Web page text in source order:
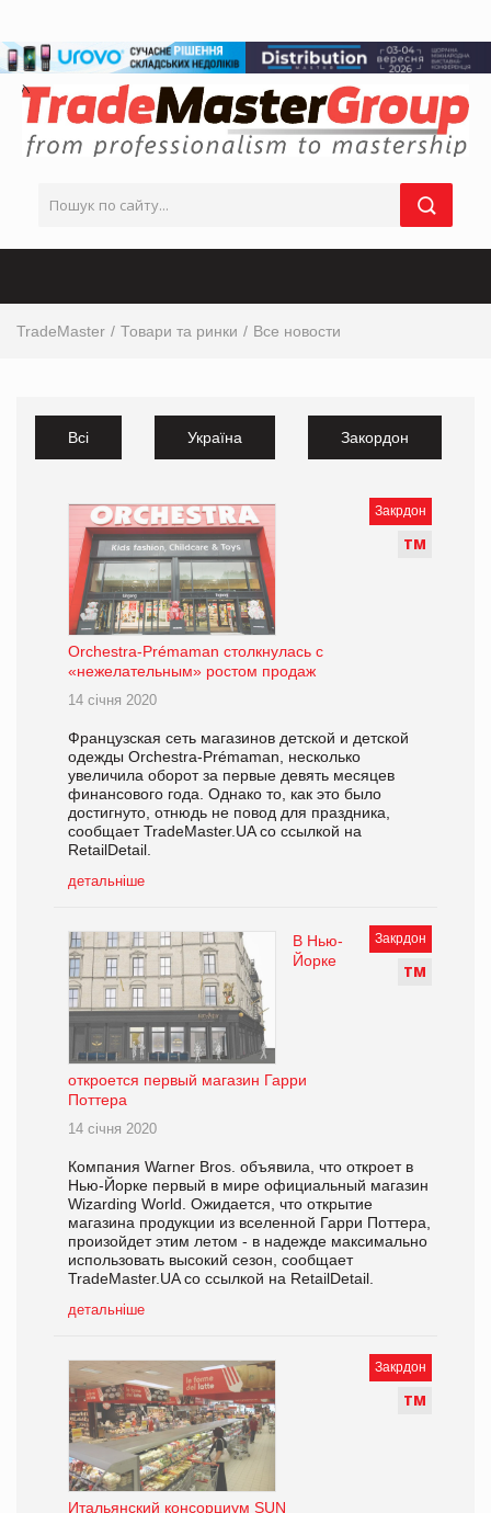
TradeMaster Товари та ринки Все новости
Всі Україна Закордон
Закрдон
ТМ
Orchestra-Prémaman столкнулась с
«нежелательным» ростом продаж
14 січня 2020
Французская сеть магазинов детской и детской
одежды Orchestra-Prémaman, несколько
увеличила оборот за первые девять месяцев
финансового года. Однако то, как это было
достигнуто, отнюдь не повод для праздника,
сообщает TradeMaster.UA со ссылкой на
RetailDetail.
детальніше
Закрдон
ТМ
В Нью-
Йорке
откроется первый магазин Гарри
Поттера
14 січня 2020
Компания Warner Bros. объявила, что откроет в
Нью-Йорке первый в мире официальный магазин
Wizarding World. Ожидается, что открытие
магазина продукции из вселенной Гарри Поттера,
произойдет этим летом - в надежде максимально
использовать высокий сезон, сообщает
TradeMaster.UA со ссылкой на RetailDetail.
детальніше
Закрдон
ТМ
Итальянский консорциум SUN